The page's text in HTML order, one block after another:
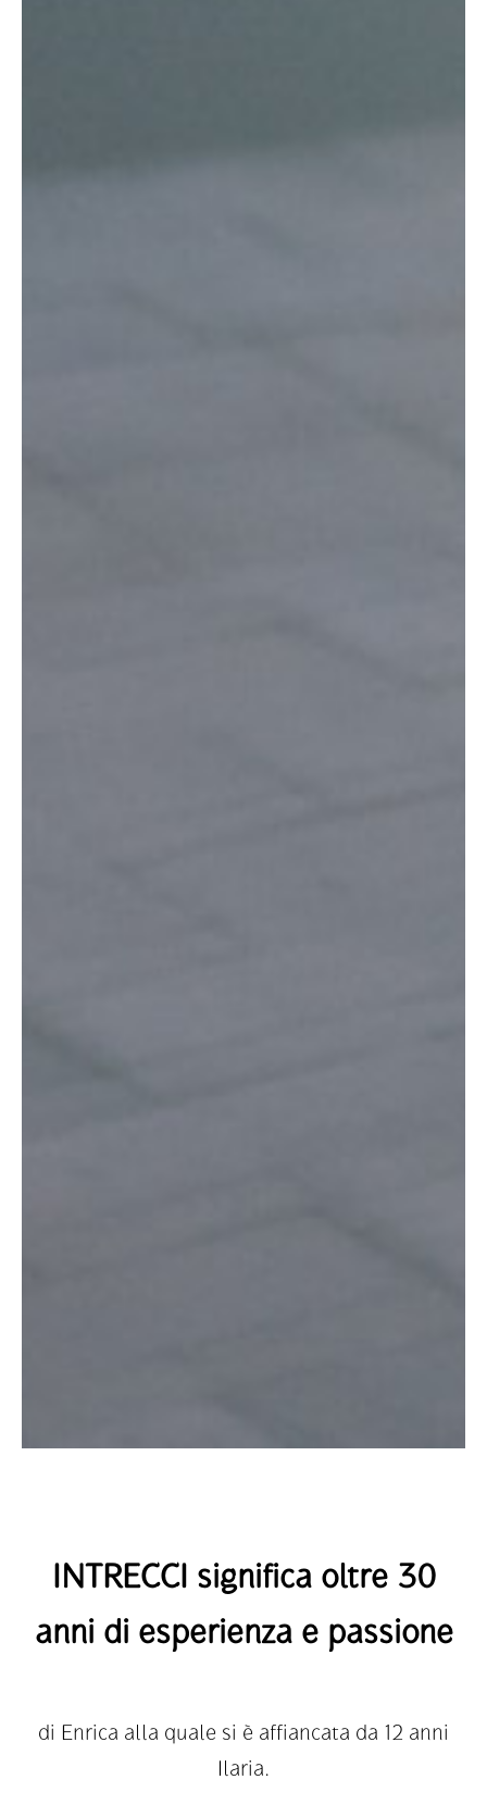
INTRECCI significa oltre 30
anni di esperienza e passione
di Enrica alla quale si è affiancata da 12 anni
Ilaria.